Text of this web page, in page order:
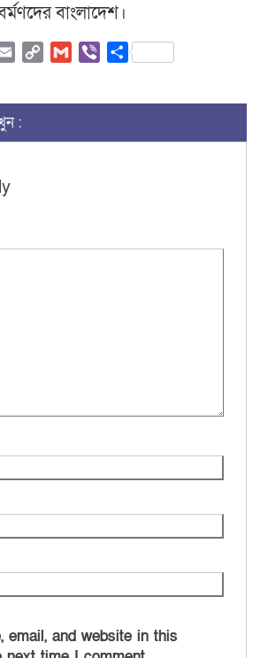
বাংলাদেশ।
Email Copy
Gmail ViberShare
:
email, and website in this